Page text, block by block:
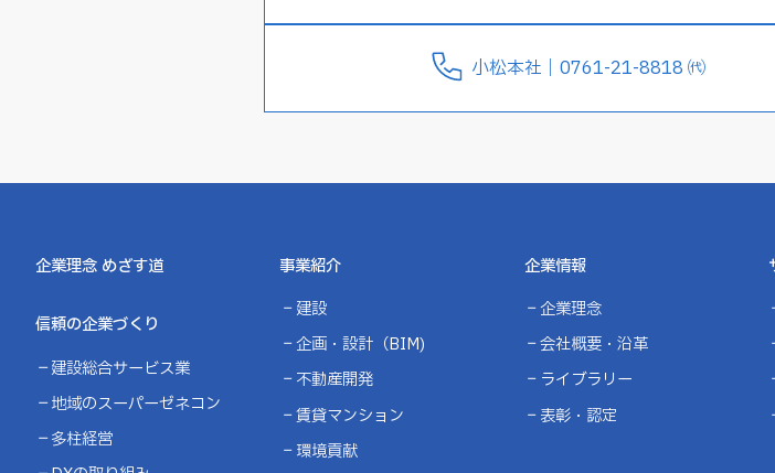
小松本社｜0761-21-8818 ㈹
企業理念 めざす道
信頼の企業づくり
建設総合サービス業
地域のスーパーゼネコン
多柱経営
事業紹介
建設
企画・設計（BIM)
不動産開発
賃貸マンション
環境貢献
企業情報
企業理念
会社概要・沿革
ライブラリー
表彰・認定